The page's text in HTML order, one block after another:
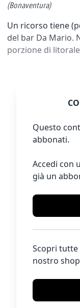
(Bonaventura)
Un ricorso tiene
del bar Da Mario.
porzione di
Questo
abbonati.
Accedi con
già un
Scopri
nostro